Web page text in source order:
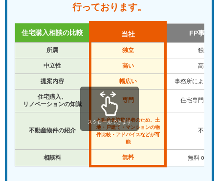
行っております。
住宅購入相談の比較 当社 FP事務所
所属 独立 独立
中立性 高い 高い
提案内容 幅広い 事務所により違
住宅購入、
リノベーションの知識
専門 住宅専門では
不動産物件の紹介
不動産免許取得者のため、土
地・戸建て・マンションの物
件比較・アドバイスなどが可
能
不可
相談料 無料 無料 or 有料
スクロールできます